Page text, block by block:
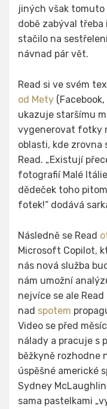
jiných však
době zabýval třeba i
stačilo na
návnad pár vět.
Read si ve svém
od Mety
ukazuje staršímu
vygenerovat fotky
oblasti, kde zrovna
Read. „Existují
fotografií Malé
dědeček toho
fotek!“ dodává
Následně se Read
Microsoft Copilot,
nás nová služba
nám umožní
nejvíce se ale
nad spotem
Video se před
nálady a pracuje s
běžkyně rozhodne
úspěšné americké
Sydney
sama pastelkami